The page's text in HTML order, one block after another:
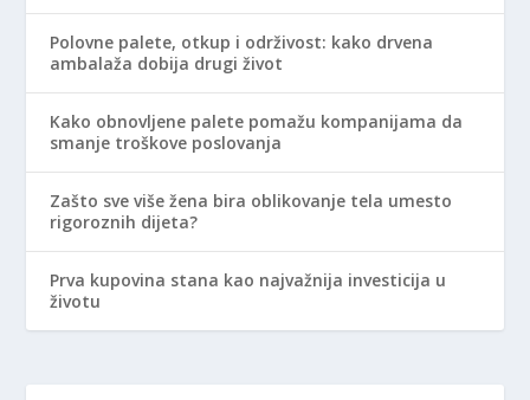
Polovne palete, otkup i održivost: kako drvena
ambalaža dobija drugi život
Kako obnovljene palete pomažu kompanijama da
smanje troškove poslovanja
Zašto sve više žena bira oblikovanje tela umesto
rigoroznih dijeta?
Prva kupovina stana kao najvažnija investicija u
životu